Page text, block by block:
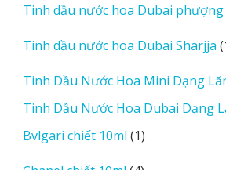
Tinh dầu nước hoa Dubai
Tinh dầu nước hoa Dubai Sharjja
Tinh Dầu Nước Hoa Mini Dạng
Tinh Dầu Nước Hoa Dubai Dạng
Bvlgari chiết 10ml 11